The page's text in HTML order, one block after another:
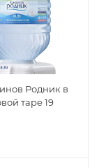
Родник в
таре 19